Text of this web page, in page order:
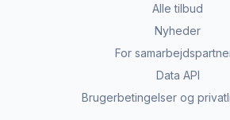
Alle tilbud
Nyheder
For
Data API
Brugerbetingelser og